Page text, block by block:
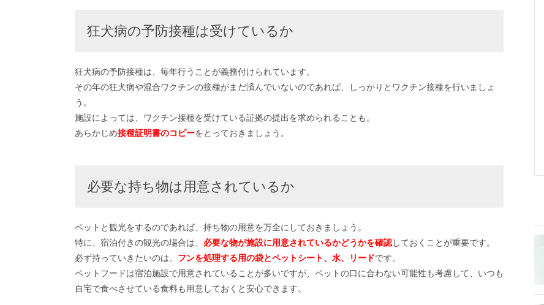
狂犬病の予防接種は受けているか
狂犬病の予防接種は、毎年行うことが義務付けられています。
その年の狂犬病や混合ワクチンの接種がまだ済んでいないのであれば、しっかりとワクチン接種を行いましょ
う。
施設によっては、ワクチン接種を受けている証拠の提出を求められることも。
あらかじめ接種証明書のコピーをとっておきましょう。
必要な持ち物は用意されているか
ペットと観光をするのであれば、持ち物の用意を万全にしておきましょう。
特に、宿泊付きの観光の場合は、 必要な物が施設に用意されているかどうかを確認しておくことが重要です。
必ず持っていきたいのは、 フンを処理する用の袋とペットシート、水、リードです。
ペットフードは宿泊施設で用意されていることが多いですが、ペットの口に合わない可能性も考慮して、いつも
自宅で食べさせている食料も用意しておくと安心できます。